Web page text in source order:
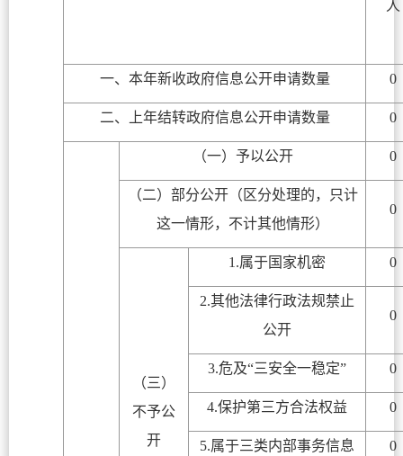
人
一、本年新收政府信息公开申请数量 0
二、上年结转政府信息公开申请数量 0
（一）予以公开 0
（二）部分公开（区分处理的，只计
这一情形，不计其他情形）
0
（三）
不予公
开
1.属于国家机密 0
2.其他法律行政法规禁止
公开
0
3.危及“三安全一稳定” 0
4.保护第三方合法权益 0
5.属于三类内部事务信息 0